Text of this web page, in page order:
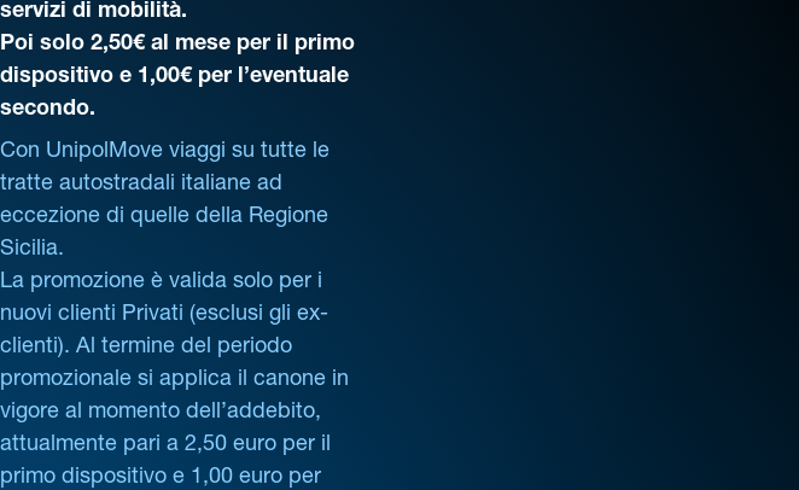
servizi di mobilità.
Poi solo 2,50€ al mese per il primo
dispositivo e 1,00€ per l’eventuale
secondo.
Con UnipolMove viaggi su tutte le
tratte autostradali italiane ad
eccezione di quelle della Regione
Sicilia.
La promozione è valida solo per i
nuovi clienti Privati (esclusi gli ex-
clienti). Al termine del periodo
promozionale si applica il canone in
vigore al momento dell’addebito,
attualmente pari a 2,50 euro per il
primo dispositivo e 1,00 euro per